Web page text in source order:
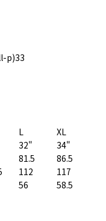
p)33
L
XL
32"
34"
81.5
86.5
112
117
56 58.5